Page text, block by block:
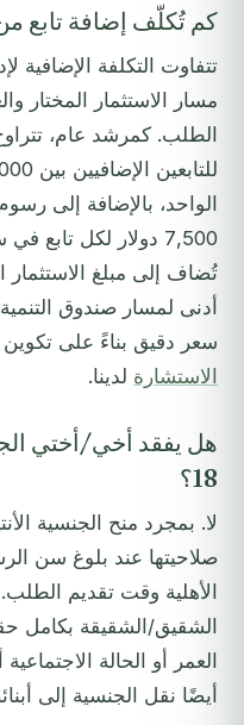
كم تُكلّف إضافة تابع
تتفاوت التكلفة الإضافية
مسار الاستثمار المختار
الطلب. كمرشد عام،
الواحد، بالإضافة إلى رسوم
أدنى لمسار صندوق
سعر دقيق بناءً على
الاستشارة لدينا.
هل يفقد أخي/أختي
18؟
لا. بمجرد منح الجنسية
صلاحيتها عند بلوغ سن
الأهلية وقت تقديم
الشقيق/الشقيقة بكامل
العمر أو الحالة
أيضًا نقل الجنسية إلى